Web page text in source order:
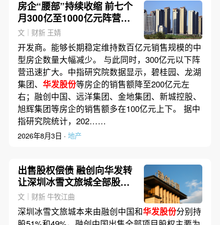
房企“腰部”持续收缩 前七个
月300亿至1000亿元阵营仅
剩六家(含视频)
文｜财新 王婧
开发商。能够长期稳定维持数百亿元销售规模的中
型房企数量大幅减少。 与此同时，300亿元以下阵
营迅速扩大。中指研究院数据显示，碧桂园、龙湖
集团、 华发股份等房企的销售额降至200亿元左
右；融创中国、远洋集团、金地集团、新城控股、
旭辉集团等房企的销售额多在100亿元上下。 据中
指研究院统计，202……
2026年8月3日 · 地产
出售股权偿债 融创向华发转
让深圳冰雪文旅城全部股权
债权
文｜财新 牛牧江曲
深圳冰雪文旅城本来由融创中国和华发股份分别持